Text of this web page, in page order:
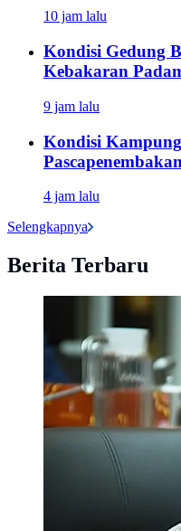
10 jam lalu
Kondisi Gedung
Kebakaran
9 jam lalu
Kondisi
4 jam lalu
Selengkapnya
Berita Terbaru